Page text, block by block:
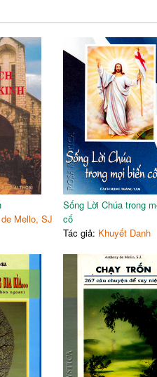
nguởi
Anh Vũ)
thứ
thiên đàng
chết
hồ)
(Ảnh Ngô Anh Vũ)
thế giới
Giáo Hoàng
do
Mello, SJ
Sống Lời Chúa trong
cố
Tác giả: Khuyết Danh